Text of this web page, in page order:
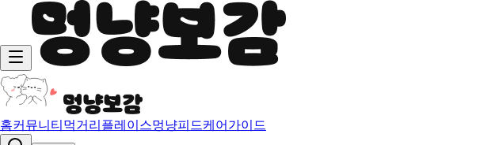
홈커뮤니티 먹거리 플레이스멍냥피드케어가이드